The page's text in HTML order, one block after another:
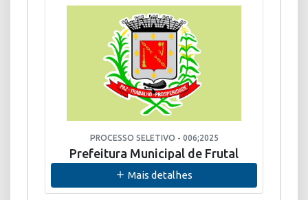
PROCESSO SELETIVO - 006;2025
Prefeitura Municipal de Frutal
Mais detalhes